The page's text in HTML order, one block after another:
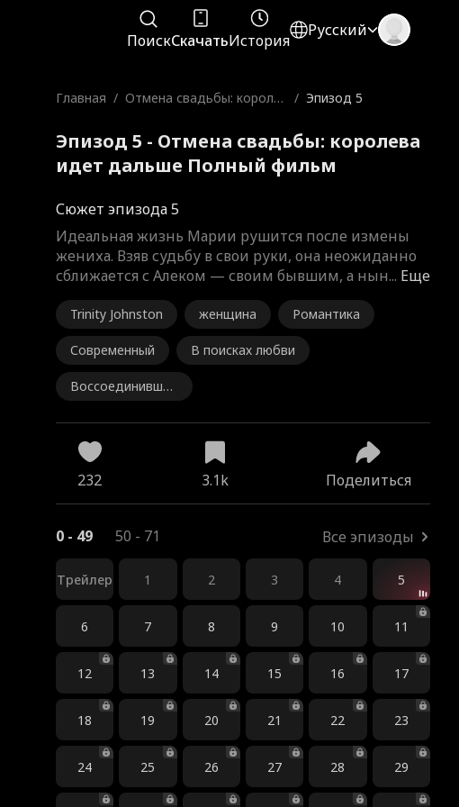
ПоискСкачатьИстория
Русский
Главная / Отмена свадьбы: короле
/ Эпизод 5
Эпизод 5 - Отмена свадьбы: королева
идет дальше Полный фильм
Сюжет эпизода 5
Еще
Идеальная жизнь Марии рушится после измены
жениха. Взяв судьбу в свои руки, она неожиданно
сближается с Алеком — своим бывшим, а нын...
Trinity Johnston женщина Романтика
Современный В поисках любви
Воссоединившие
232 3.1k Поделиться
0 - 49 50 - 71 Все эпизоды
Трейлер 1 2 3 4 5
6 7 8 9 10 11
12 13 14 15 16 17
18 19 20 21 22 23
24 25 26 27 28 29